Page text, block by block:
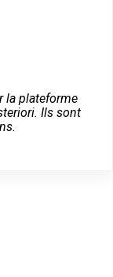
la plateforme
Ils sont